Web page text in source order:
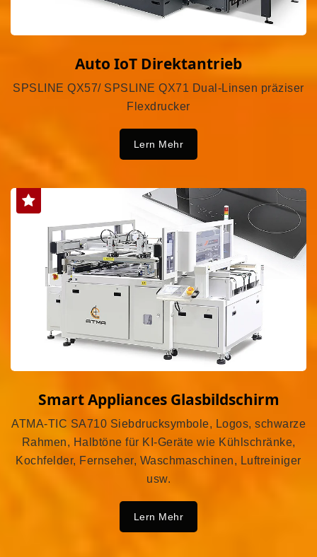
Auto IoT Direktantrieb
SPSLINE QX57/ SPSLINE QX71 Dual-Linsen präziser
Flexdrucker
Lern Mehr
Smart Appliances Glasbildschirm
ATMA-TIC SA710 Siebdrucksymbole, Logos, schwarze
Rahmen, Halbtöne für KI-Geräte wie Kühlschränke,
Kochfelder, Fernseher, Waschmaschinen, Luftreiniger
usw.
Lern Mehr